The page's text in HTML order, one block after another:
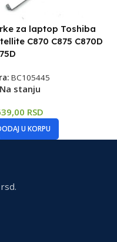
za laptop Toshiba
C870 C875 C870D
BC105445
Na stanju
RSD
U KORPU